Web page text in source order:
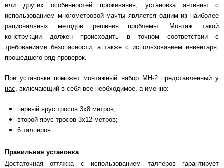
или других особенностей проживания, установка антенны с
использованием многометровой мачты является одним из наиболее
рациональных методов решения проблемы. Монтаж такой
конструкции должен происходить в точном соответствии с
требованиями безопасности, а также с использованием инвентаря,
прошедшего ряд проверок.
При установке поможет монтажный набор МН-2 представленный у
нас, включающий в себя все необходимое, а именно:
первый ярус тросов 3х8 метров;
второй ярус тросов 3х12 метров;
6 талперов.
Правильная установка
Достаточная оттяжка с использованием талперов гарантирует